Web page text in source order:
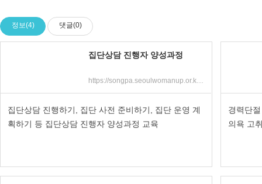
정보(4) 댓글(0)
집단상담 진행자 양성과정
https://songpa.seoulwomanup.or.kr/songpa/edu/selectEduProgram.do?sch_class_code=C100103726
집단상담 진행하기, 집단 사전 준비하기, 집단 운영 계
획하기 등 집단상담 진행자 양성과정 교육
경력단
의욕 고